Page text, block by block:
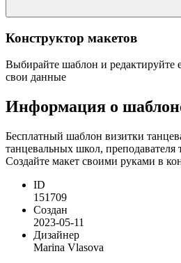
Конструктор макетов
Выбирайте шаблон и редактируйте
свои данные
Информация о
Бесплатный шаблон визитки
танцевальных школ, преподавателя
Создайте макет своими руками в
ID
151709
Создан
2023-05-11
Дизайнер
Marina Vlasova